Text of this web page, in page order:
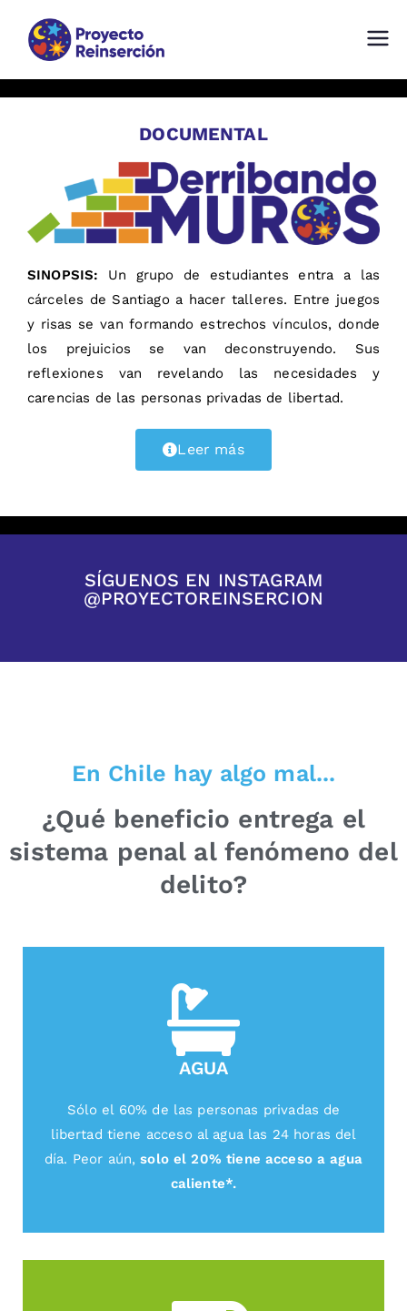
Fundación comprometida con la
DOCUMENTAL
SINOPSIS: Un grupo de estudiantes entra a las
cárceles de Santiago a hacer talleres. Entre juegos
y risas se van formando estrechos vínculos, donde
los prejuicios se van deconstruyendo. Sus
reflexiones van revelando las necesidades y
carencias de las personas privadas de libertad.
Leer más
SÍGUENOS EN INSTAGRAM
@PROYECTOREINSERCION
En Chile hay algo mal...
¿Qué beneficio entrega el
sistema penal al fenómeno del
delito?
AGUA
Sólo el 60% de las personas privadas de
libertad tiene acceso al agua las 24 horas del
día. Peor aún,solo el 20% tiene acceso a agua
caliente*.